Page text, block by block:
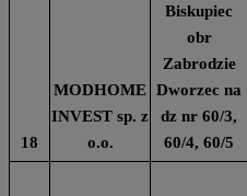
18
MODHOME
INVEST sp. z
o.o.
Biskupiec
obr
Zabrodzie
Dworzec na
dz nr 60/3,
60/4, 60/5